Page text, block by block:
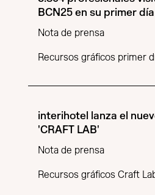
BCN25 en su primer día
Nota de prensa
Recursos gráficos primer
interihotel lanza el
'CRAFT LAB'
Nota de prensa
Recursos gráficos Craft